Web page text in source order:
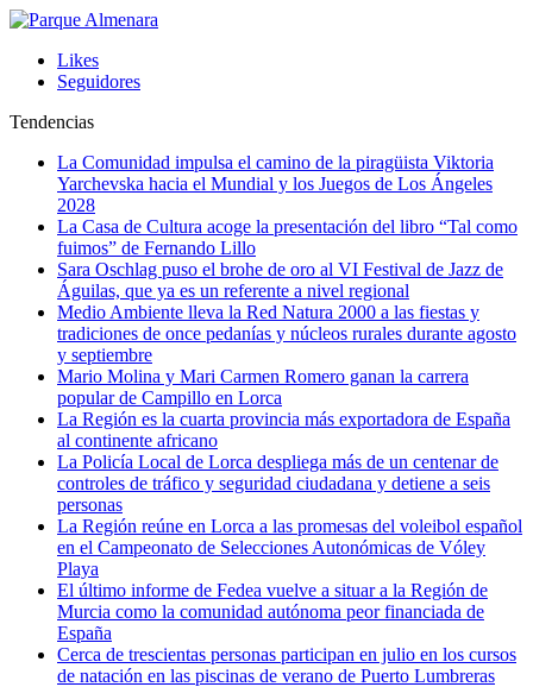
Likes
Seguidores
Tendencias
La Comunidad impulsa el camino de la piragüista Viktoria
Yarchevska hacia el Mundial y los Juegos de Los Ángeles
2028
La Casa de Cultura acoge la presentación del libro “Tal como
fuimos” de Fernando Lillo
Sara Oschlag puso el brohe de oro al VI Festival de Jazz de
Águilas, que ya es un referente a nivel regional
Medio Ambiente lleva la Red Natura 2000 a las fiestas y
tradiciones de once pedanías y núcleos rurales durante agosto
y septiembre
Mario Molina y Mari Carmen Romero ganan la carrera
popular de Campillo en Lorca
La Región es la cuarta provincia más exportadora de España
al continente africano
La Policía Local de Lorca despliega más de un centenar de
controles de tráfico y seguridad ciudadana y detiene a seis
personas
La Región reúne en Lorca a las promesas del voleibol español
en el Campeonato de Selecciones Autonómicas de Vóley
Playa
El último informe de Fedea vuelve a situar a la Región de
Murcia como la comunidad autónoma peor financiada de
España
Cerca de trescientas personas participan en julio en los cursos
de natación en las piscinas de verano de Puerto Lumbreras